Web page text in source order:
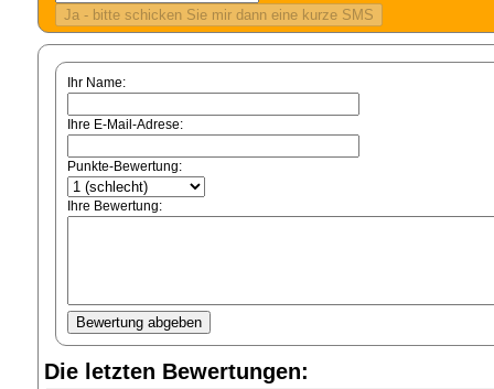
Ihr Name:
Ihre E-Mail-Adrese:
Punkte-Bewertung:
Ihre Bewertung:
Die letzten Bewertungen: